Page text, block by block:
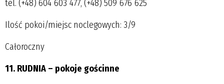
tel. (+48) 604 603 477, (+48) 509 676 625
Ilość pokoi/miejsc noclegowych: 3/9
Całoroczny
11. RUDNIA – pokoje gościnne